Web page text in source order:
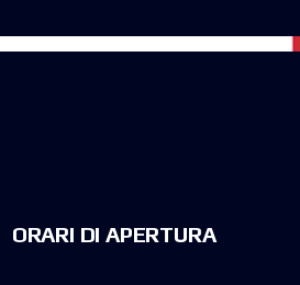
ORARI DI APERTURA